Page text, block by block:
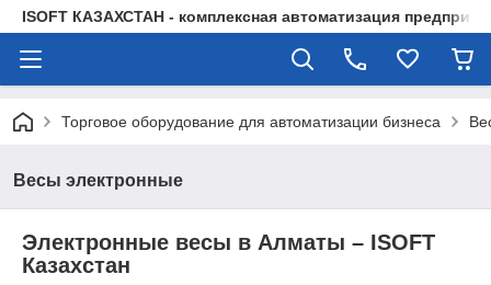
ISOFT КАЗАХСТАН - комплексная автоматизация
Торговое оборудование для автоматизации бизнеса
Весы электронные
Электронные весы в Алматы – ISOFT
Казахстан